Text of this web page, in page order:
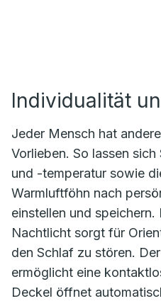
Individualität
Jeder Mensch hat
Vorlieben. So lassen
und -temperatur sowie
Warmluftföhn nach
einstellen und speichern.
Nachtlicht sorgt für
den Schlaf zu stören.
ermöglicht eine
Deckel öffnet